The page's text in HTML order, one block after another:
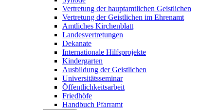
Vertretung der hauptamtlichen Geistlichen
Vertretung der Geistlichen im Ehrenamt
Amtliches Kirchenblatt
Landesvertretungen
Dekanate
Internationale Hilfsprojekte
Kindergarten
Ausbildung der Geistlichen
Universitätsseminar
Öffentlichkeitsarbeit
Friedhöfe
Handbuch Pfarramt